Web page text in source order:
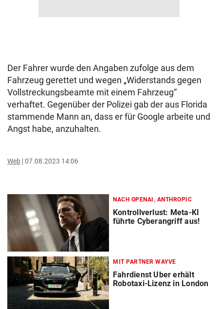
Der Fahrer wurde den Angaben zufolge aus dem
Fahrzeug gerettet und wegen „Widerstands gegen
Vollstreckungsbeamte mit einem Fahrzeug“
verhaftet. Gegenüber der Polizei gab der aus Florida
stammende Mann an, dass er für Google arbeite und
Angst habe, anzuhalten.
Web 07.08.2023 14:06
NACH OPENAI, ANTHROPIC
Kontrollverlust: Meta-KI
führte Cyberangriff aus!
MIT PARTNER WAYVE
Fahrdienst Uber erhält
Robotaxi-Lizenz in London